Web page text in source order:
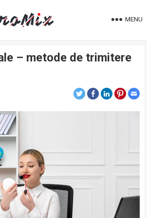
MENU
– metode de trimitere